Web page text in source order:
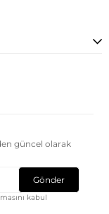
güncel olarak
Gönder
kabul